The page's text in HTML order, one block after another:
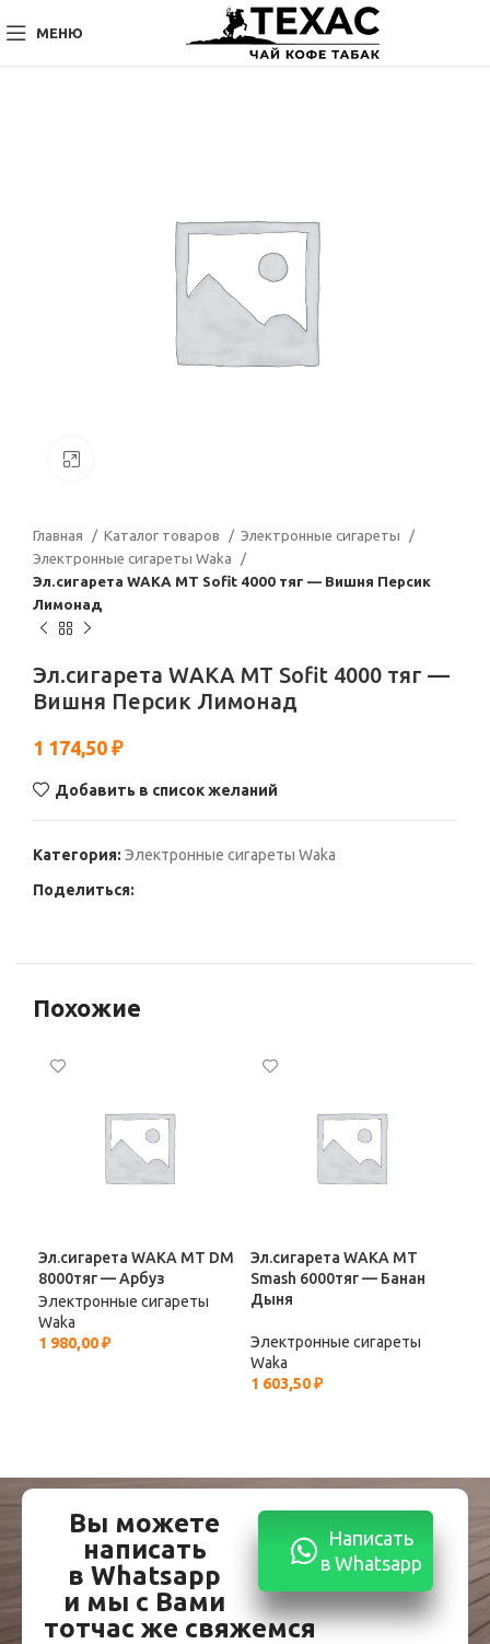
МЕНЮ
Главная Каталог товаров
Электронные сигареты
Электронные сигареты Waka
Эл.сигарета WAKA МТ Sofit 4000 тяг — Вишня Персик
Лимонад
Эл.сигарета WAKA МТ Sofit 4000 тяг —
Вишня Персик Лимонад
1 174,50 ₽
Добавить в список желаний
Категория: Электронные сигареты Waka
Поделиться:
Похожие
Эл.сигарета WAKA МТ DM
8000тяг — Арбуз
Электронные сигареты
Waka
1 980,00₽
Эл.сигарета WAKA МТ
Smash 6000тяг — Банан
Дыня
Электронные сигареты
Waka
1 603,50₽
Вы можете
написать
в Whatsapp
и мы с Вами
тотчас же свяжемся
Написать
в Whatsapp